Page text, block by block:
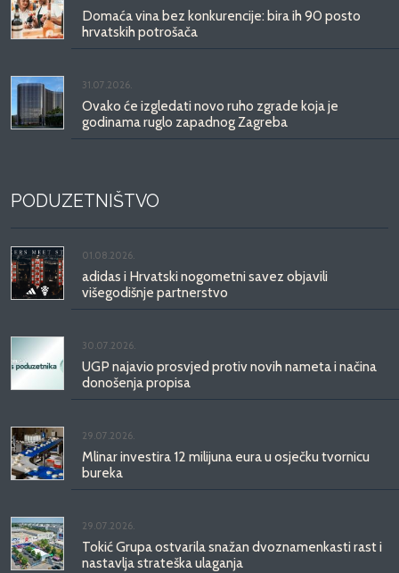
Domaća vina bez konkurencije: bira ih 90 posto
hrvatskih potrošača
31.07.2026.
Ovako će izgledati novo ruho zgrade koja je
godinama ruglo zapadnog Zagreba
PODUZETNIŠTVO
01.08.2026.
adidas i Hrvatski nogometni savez objavili
višegodišnje partnerstvo
30.07.2026.
UGP najavio prosvjed protiv novih nameta i načina
donošenja propisa
29.07.2026.
Mlinar investira 12 milijuna eura u osječku tvornicu
bureka
29.07.2026.
Tokić Grupa ostvarila snažan dvoznamenkasti rast i
nastavlja strateška ulaganja